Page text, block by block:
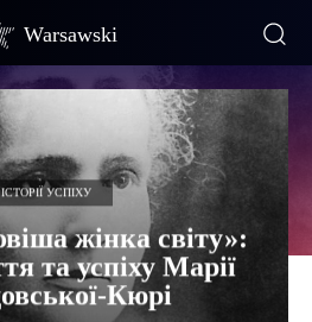
Warsawski
ІСТОРІЇ УСПІХУ
жінка світу»:
та успіху Марії
Кюрі